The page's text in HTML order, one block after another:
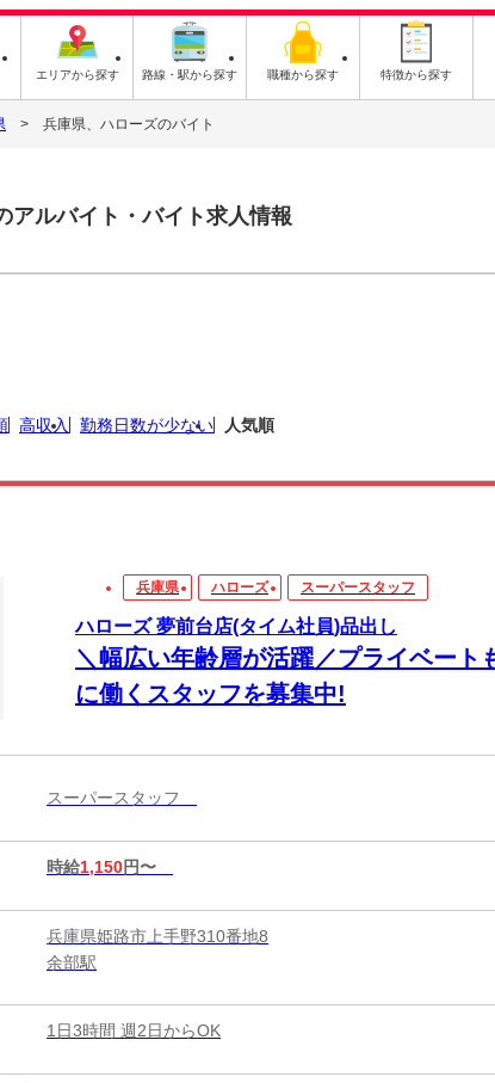
エリアから探す 路線・駅から探す 職種から探す 特徴から探す
兵庫県、ハローズのバイト
アルバイト・バイト求人情報
高収入 勤務日数が少ない 人気順
兵庫県 ハローズ スーパースタッフ
ハローズ 夢前台店(タイム社員)品出し
＼幅広い年齢層が活躍／プライベー
に働くスタッフを募集中!
スーパースタッフ
時給1,150円〜
兵庫県姫路市上手野310番地8
余部駅
1日3時間 週2日からOK